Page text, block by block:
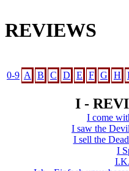
REVIEWS
0-9 A B C D E F G H
I -
I come
I saw the Devil
I sell the Dead
I